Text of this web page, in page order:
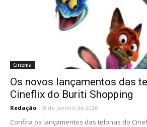
Cinema
Os novos lançamentos das
Cineflix do Buriti Shopping
Redação - 8 de janeiro de 2026
Confira os lançamentos das telonas do